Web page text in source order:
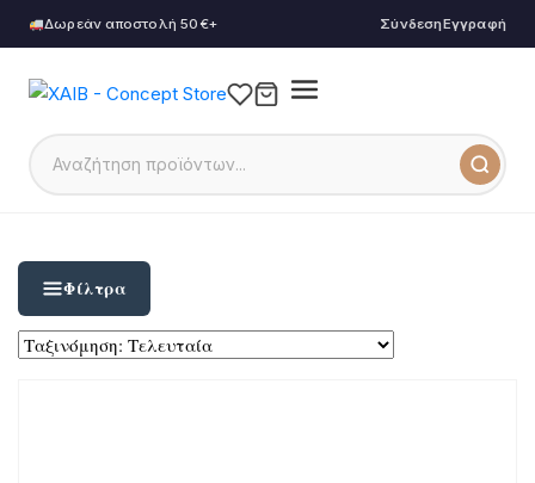
Δωρεάν αποστολή 50€+ ΣύνδεσηΕγγραφή
Φίλτρα